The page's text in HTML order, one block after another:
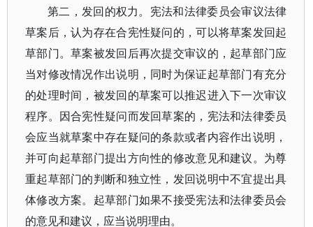
第二，发回的权力。宪法和法律委员会审议法律
草案后，认为存在合宪性疑问的，可以将草案发回起
草部门。草案被发回后再次提交审议的，起草部门应
当对修改情况作出说明，同时为保证起草部门有充分
的处理时间，被发回的草案可以推迟进入下一次审议
程序。因合宪性疑问而发回草案的，宪法和法律委员
会应当就草案中存在疑问的条款或者内容作出说明，
并可向起草部门提出方向性的修改意见和建议。为尊
重起草部门的判断和独立性，发回说明中不宜提出具
体修改方案。起草部门如果不接受宪法和法律委员会
的意见和建议，应当说明理由。